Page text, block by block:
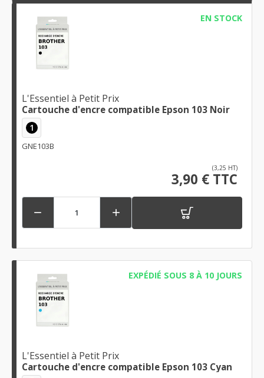
EN STOCK
L'Essentiel à Petit Prix
Cartouche d'encre compatible Epson 103 Noir
1
GNE103B
(3,25 HT)
3,90 € TTC
 
EXPÉDIÉ SOUS 8 À 10 JOURS
L'Essentiel à Petit Prix
Cartouche d'encre compatible Epson 103 Cyan